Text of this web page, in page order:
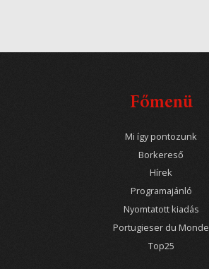
Főmenü
Mi így pontozunk
Borkereső
Hírek
Programajánló
Nyomtatott kiadás
Portugieser du Monde
Top25